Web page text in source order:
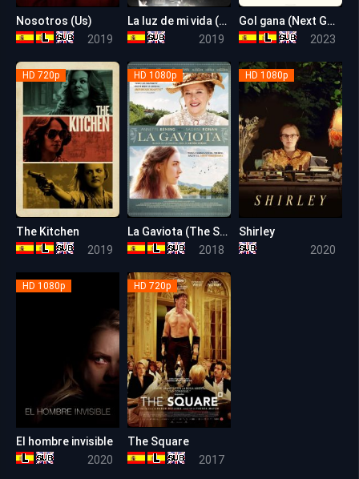
Nosotros (Us)
2019
6.6
La luz de mi vida (La luz del fin del mundo)
2019
Gol gana (Next Goal Wins)
2023
HD 720p
The Kitchen
2019
HD 1080p
La Gaviota (The Seagull)
2018
HD 1080p
Shirley
2020
HD 1080p
El hombre invisible
2020
HD 720p
The Square
2017